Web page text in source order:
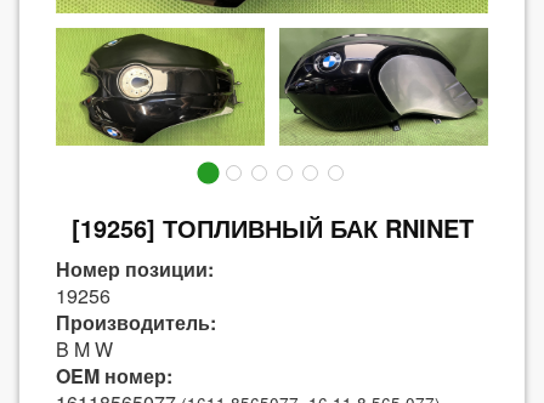
[19256] ТОПЛИВНЫЙ БАК RNINET
Номер позиции:
19256
Производитель:
B M W
OEM номер: